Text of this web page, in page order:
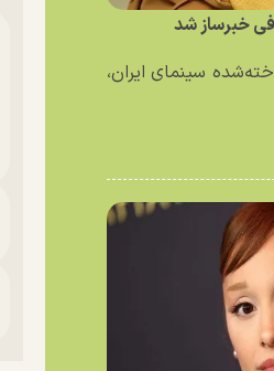
خبرساز شد
سینمای ایران،